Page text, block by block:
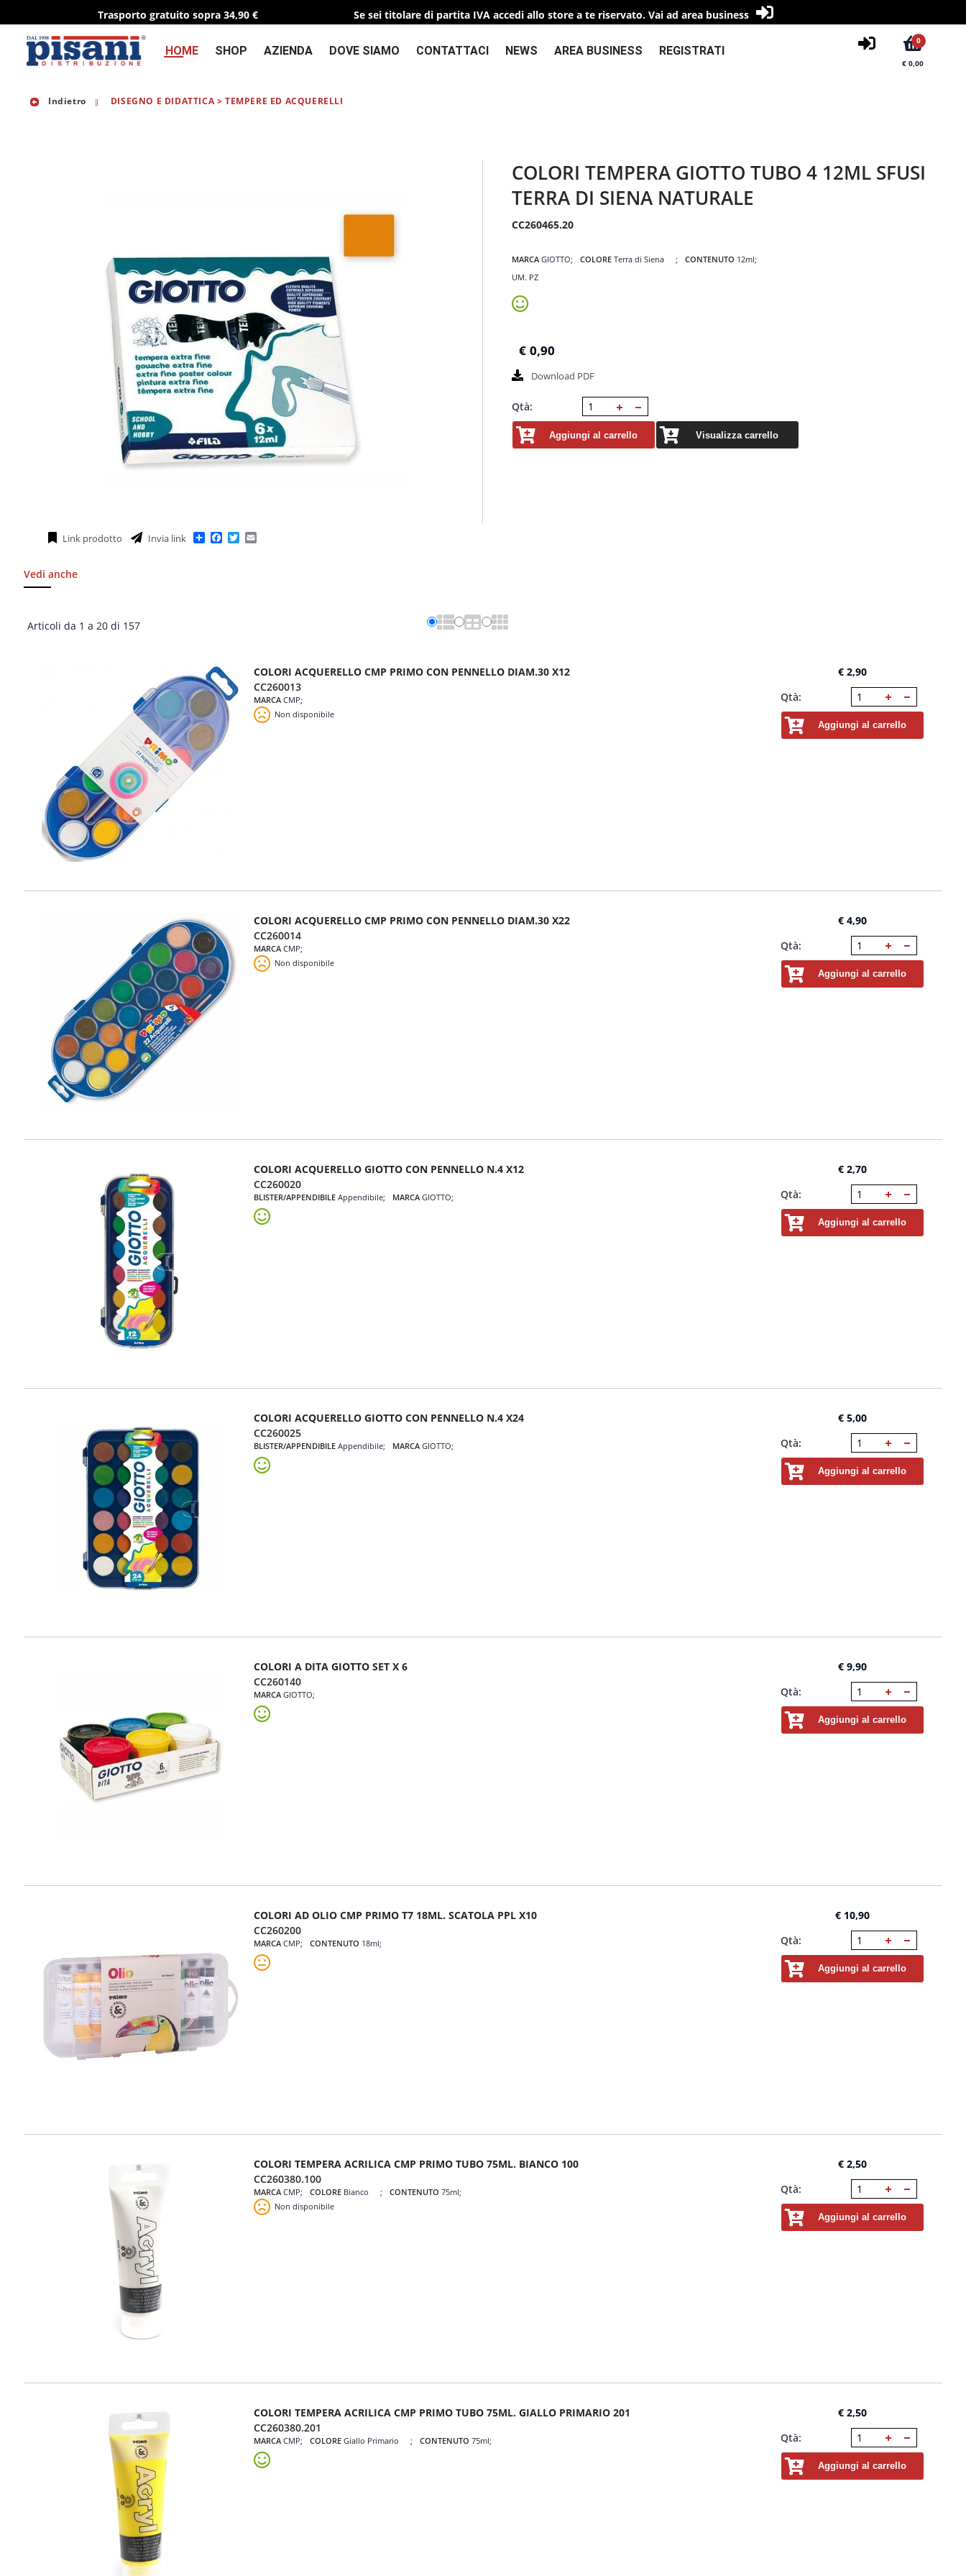
Trasporto gratuito sopra 34,90 € Se sei titolare di partita IVA accedi allo store a te riservato. Vai ad area business
0
€ 0,00
HOME SHOP AZIENDA DOVE SIAMO CONTATTACI NEWS AREA BUSINESS REGISTRATI
Indietro DISEGNO E DIDATTICA > TEMPERE ED ACQUERELLI
COLORI TEMPERA GIOTTO TUBO 4 12ML SFUSI
TERRA DI SIENA NATURALE
CC260465.20
MARCA GIOTTO COLORE Terra di Siena CONTENUTO 12ml
UM. PZ
Download PDF
€ 0,90
Qtà:
Aggiungi al carrello Visualizza carrello
Link prodotto Invia link Condividi
Facebook
TwitterEmail
Vedi anche
Articoli da 1 a 20 di 157
COLORI ACQUERELLO CMP PRIMO CON PENNELLO DIAM.30 X12
CC260013
MARCA CMP
Non disponibile
€ 2,90
Qtà:
Aggiungi al carrello
COLORI ACQUERELLO CMP PRIMO CON PENNELLO DIAM.30 X22
CC260014
MARCA CMP
Non disponibile
€ 4,90
Qtà:
Aggiungi al carrello
COLORI ACQUERELLO GIOTTO CON PENNELLO N.4 X12
CC260020
BLISTER/APPENDIBILE Appendibile MARCA GIOTTO
€ 2,70
Qtà:
Aggiungi al carrello
COLORI ACQUERELLO GIOTTO CON PENNELLO N.4 X24
CC260025
BLISTER/APPENDIBILE Appendibile MARCA GIOTTO
€ 5,00
Qtà:
Aggiungi al carrello
COLORI A DITA GIOTTO SET X 6
CC260140
MARCA GIOTTO
€ 9,90
Qtà:
Aggiungi al carrello
COLORI AD OLIO CMP PRIMO T7 18ML. SCATOLA PPL X10
CC260200
MARCA CMP CONTENUTO 18ml
€ 10,90
Qtà:
Aggiungi al carrello
COLORI TEMPERA ACRILICA CMP PRIMO TUBO 75ML. BIANCO 100
CC260380.100
MARCA CMP COLORE Bianco CONTENUTO 75ml
Non disponibile
€ 2,50
Qtà:
Aggiungi al carrello
COLORI TEMPERA ACRILICA CMP PRIMO TUBO 75ML. GIALLO PRIMARIO 201
CC260380.201
MARCA CMP COLORE Giallo Primario CONTENUTO 75ml
€ 2,50
Qtà:
Aggiungi al carrello